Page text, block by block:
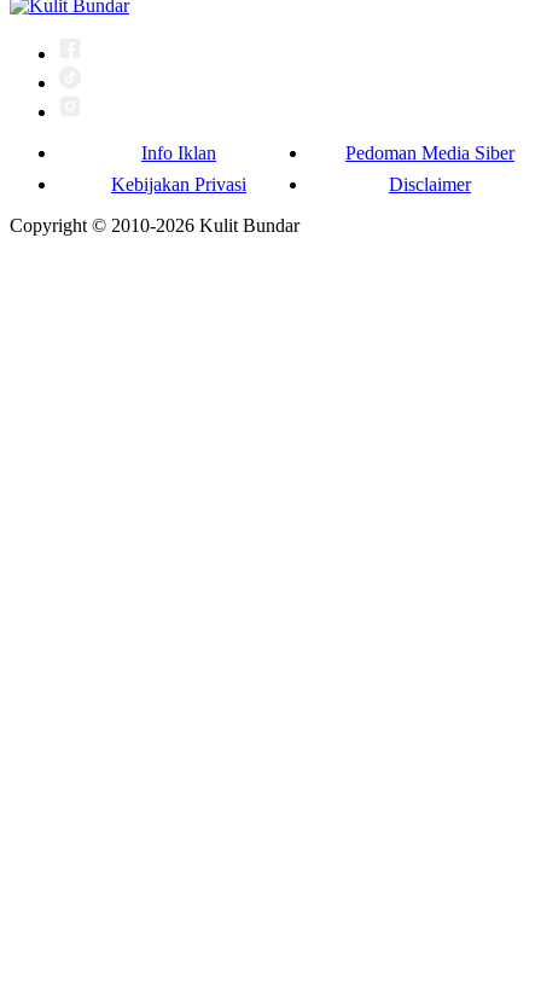
Info Iklan
Pedoman Media Siber
Kebijakan Privasi
Disclaimer
Copyright © 2010-2026 Kulit Bundar